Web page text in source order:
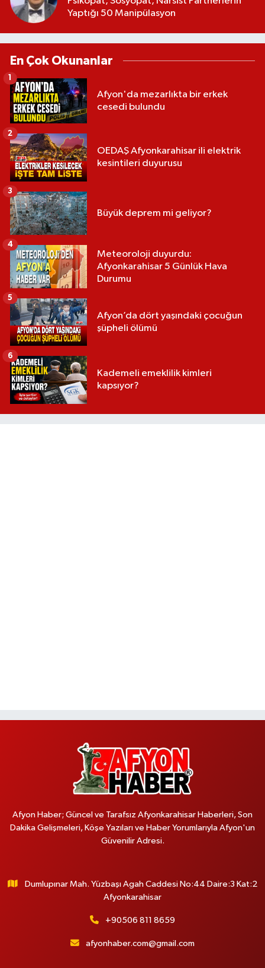
Yaptığı 50 Manipülasyon
En Çok Okunanlar
Afyon'da mezarlıkta bir erkek
cesedi bulundu
1
OEDAŞ Afyonkarahisar ili elektrik
kesintileri duyurusu
2
Büyük deprem mi geliyor?
3
Meteoroloji duyurdu:
Afyonkarahisar 5 Günlük Hava
Durumu
4
Afyon’da dört yaşındaki çocuğun
şüpheli ölümü
5
Kademeli emeklilik kimleri
kapsıyor?
6
Afyon Haber; Güncel ve Tarafsız Afyonkarahisar Haberleri, Son
Dakika Gelişmeleri, Köşe Yazıları ve Haber Yorumlarıyla Afyon'un
Güvenilir Adresi.
Dumlupınar Mah. Yüzbaşı Agah Caddesi No:44 Daire:3 Kat:2
Afyonkarahisar
+90506 811 8659
afyonhaber.com@gmail.com